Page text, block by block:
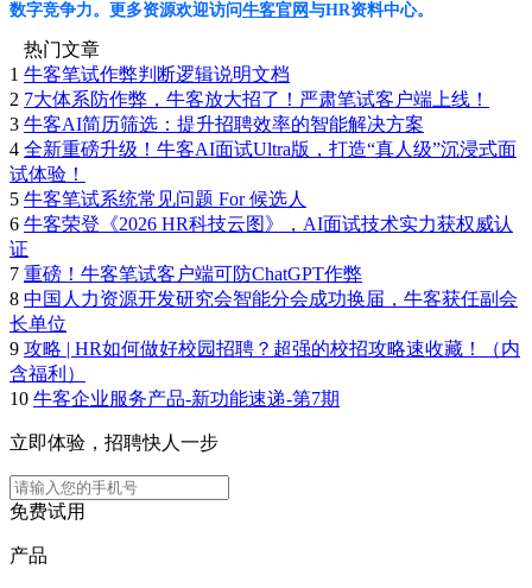
数字竞争力。更多资源欢迎访问牛客官网与HR资料中心。
热门文章
1 牛客笔试作弊判断逻辑说明文档
2 7大体系防作弊，牛客放大招了！严肃笔试客户端上线！
3 牛客AI简历筛选：提升招聘效率的智能解决方案
4 全新重磅升级！牛客AI面试Ultra版，打造“真人级”沉浸式面
试体验！
5 牛客笔试系统常见问题 For 候选人
6 牛客荣登《2026 HR科技云图》，AI面试技术实力获权威认
证
7 重磅！牛客笔试客户端可防ChatGPT作弊
8 中国人力资源开发研究会智能分会成功换届，牛客获任副会
长单位
9 攻略 | HR如何做好校园招聘？超强的校招攻略速收藏！（内
含福利）
10 牛客企业服务产品-新功能速递-第7期
立即体验，招聘快人一步
免费试用
产品